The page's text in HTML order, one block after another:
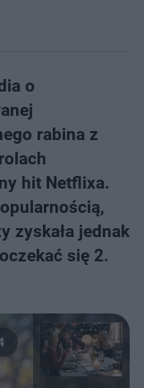
o
rabina z
hit Netflixa.
zyskała jednak
się 2.